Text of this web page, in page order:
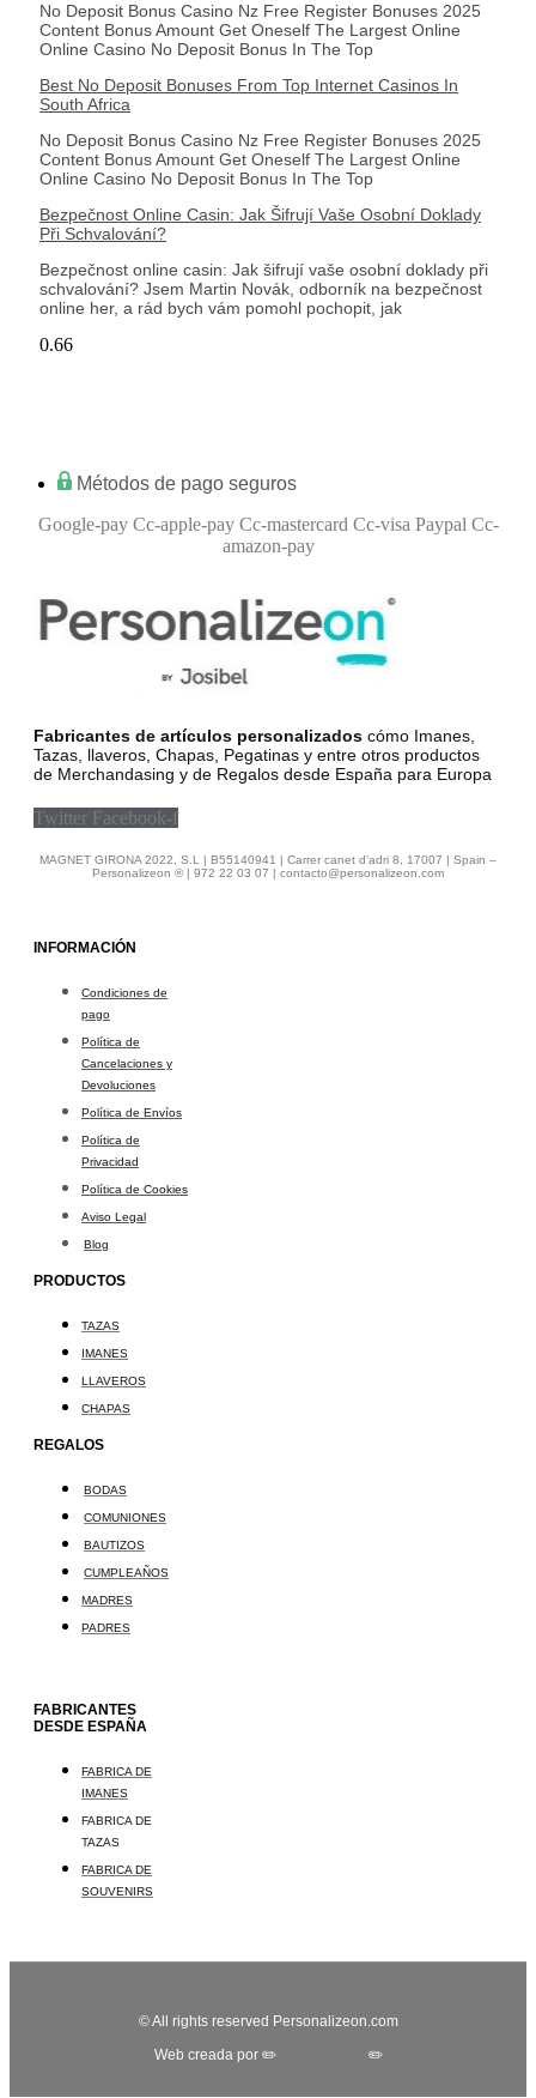
No Deposit Bonus Casino Nz Free Register Bonuses 2025
Content Bonus Amount Get Oneself The Largest Online
Online Casino No Deposit Bonus In The Top
Best No Deposit Bonuses From Top Internet Casinos In
South Africa
No Deposit Bonus Casino Nz Free Register Bonuses 2025
Content Bonus Amount Get Oneself The Largest Online
Online Casino No Deposit Bonus In The Top
Bezpečnost Online Casin: Jak Šifrují Vaše Osobní Doklady
Při Schvalování?
Bezpečnost online casin: Jak šifrují vaše osobní doklady při
schvalování? Jsem Martin Novák, odborník na bezpečnost
online her, a rád bych vám pomohl pochopit, jak
Métodos de pago seguros
Google-pay Cc-apple-pay Cc-mastercard Cc-visa Paypal Cc-
amazon-pay
Fabricantes de artículos personalizados cómo Imanes,
Tazas, llaveros, Chapas, Pegatinas y entre otros productos
de Merchandasing y de Regalos desde España para Europa
Twitter Facebook-f
MAGNET GIRONA 2022, S.L | B55140941 | Carrer canet d’adri 8, 17007 | Spain –
Personalizeon ® | 972 22 03 07 | contacto@personalizeon.com
INFORMACIÓN
Condiciones de
pago
Política de
Cancelaciones y
Devoluciones
Política de Envíos
Política de
Privacidad
Política de Cookies
Aviso Legal
Blog
PRODUCTOS
TAZAS
IMANES
LLAVEROS
CHAPAS
REGALOS
BODAS
COMUNIONES
BAUTIZOS
CUMPLEAÑOS
MADRES
PADRES
FABRICANTES
DESDE ESPAÑA
FABRICA DE
IMANES
FABRICA DE
TAZAS
FABRICA DE
SOUVENIRS
© All rights reserved Personalizeon.com
Web creada por ✏️
✏️